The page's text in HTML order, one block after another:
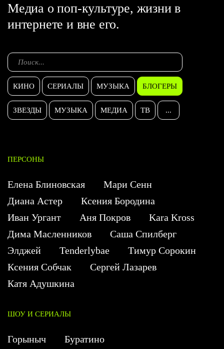
Медиа о поп-культуре, жизни в
интернете и вне его.
КИНО СЕРИАЛЫ МУЗЫКА БЛОГЕРЫ
ЗВЕЗДЫ МУЗЫКА МЕДИА ТВ ...
ПЕРСОНЫ
Елена Блиновская
Мари Сенн
Диана Астер
Ксения Бородина
Иван Ургант
Аня Покров
Kara Kross
Дима Масленников
Саша Спилберг
Элджей
Tenderlybae
Тимур Сорокин
Ксения Собчак
Сергей Лазарев
Катя Адушкина
ШОУ И СЕРИАЛЫ
Горыныч
Буратино